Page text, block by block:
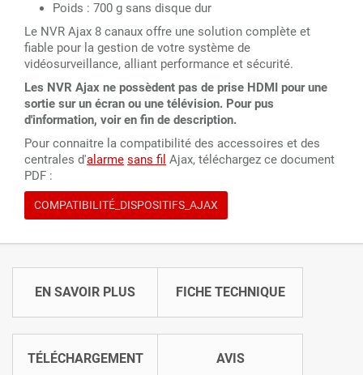
Poids : 700 g sans disque dur
Le NVR Ajax 8 canaux offre une solution complète et
fiable pour la gestion de votre système de
vidéosurveillance, alliant performance et sécurité.
Les NVR Ajax ne possèdent pas de prise HDMI pour une
sortie sur un écran ou une télévision. Pour pus
d'information, voir en fin de description.
Pour connaitre la compatibilité des accessoires et des
centrales d'alarme sans fil Ajax, téléchargez ce document
PDF :
COMPATIBILITÉ_DISPOSITIFS_AJAX
EN SAVOIR PLUS FICHE TECHNIQUE
TÉLÉCHARGEMENT AVIS